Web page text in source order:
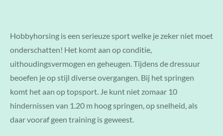
Hobbyhorsing is een serieuze sport welke je zeker niet moet
onderschatten! Het komt aan op conditie,
uithoudingsvermogen en geheugen. Tijdens de dressuur
beoefen je op stijl diverse overgangen. Bij het springen
komt het aan op topsport. Je kunt niet zomaar 10
hindernissen van 1.20 m hoog springen, op snelheid, als
daar vooraf geen training is geweest.